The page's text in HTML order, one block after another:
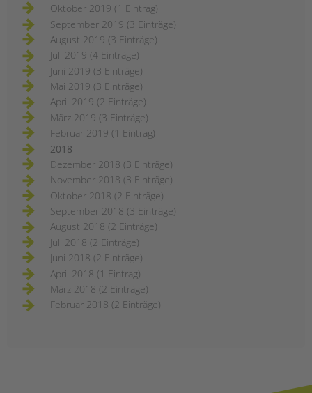
Oktober 2019 (1 Eintrag)
September 2019 (3 Einträge)
August 2019 (3 Einträge)
Juli 2019 (4 Einträge)
Juni 2019 (3 Einträge)
Mai 2019 (3 Einträge)
April 2019 (2 Einträge)
März 2019 (3 Einträge)
Februar 2019 (1 Eintrag)
2018
Dezember 2018 (3 Einträge)
November 2018 (3 Einträge)
Oktober 2018 (2 Einträge)
September 2018 (3 Einträge)
August 2018 (2 Einträge)
Juli 2018 (2 Einträge)
Juni 2018 (2 Einträge)
April 2018 (1 Eintrag)
März 2018 (2 Einträge)
Februar 2018 (2 Einträge)